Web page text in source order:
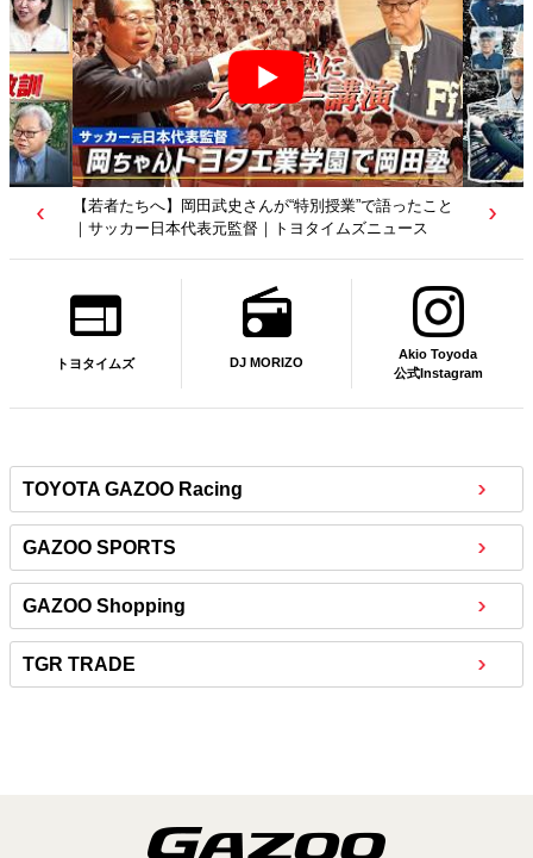
【トヨタディレクターズカット】クリエイターが工場を
映像作品に？従業員たちの涙の理由は…｜トヨタイムズ
トヨタイムズ DJ MORIZO
Akio Toyoda
公式Instagram
TOYOTA GAZOO Racing
GAZOO SPORTS
GAZOO Shopping
TGR TRADE